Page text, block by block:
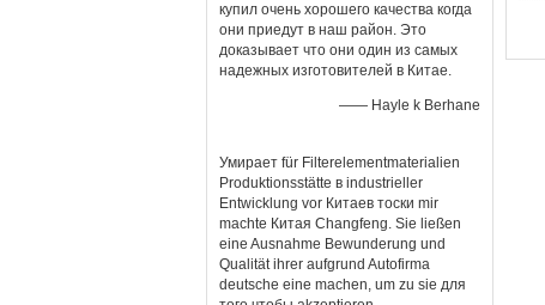
купил очень хорошего качества когда
они приедут в наш район. Это
доказывает что они один из самых
надежных изготовителей в Китае.
—— Hayle k Berhane
Умирает für Filterelementmaterialien
Produktionsstätte в industrieller
Entwicklung vor Китаев тоски mir
machte Китая Changfeng. Sie ließen
eine Ausnahme Bewunderung und
Qualität ihrer aufgrund Autofirma
deutsche eine machen, um zu sie для